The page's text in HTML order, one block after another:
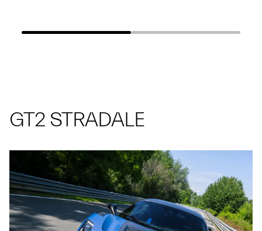
GT2 STRADALE